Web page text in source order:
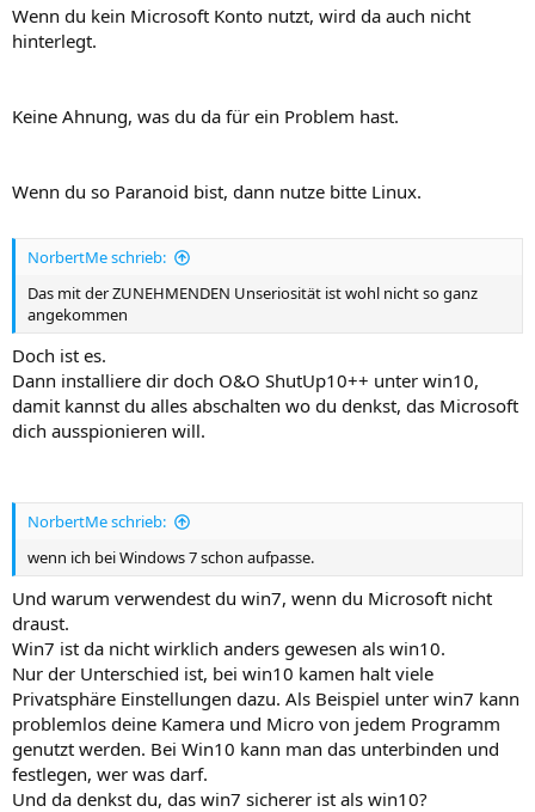
Wenn du kein Microsoft Konto nutzt, wird da auch nicht
hinterlegt.
Keine Ahnung, was du da für ein Problem hast.
Wenn du so Paranoid bist, dann nutze bitte Linux.
NorbertMe schrieb:
Das mit der ZUNEHMENDEN Unseriosität ist wohl nicht so ganz
angekommen
Doch ist es.
Dann installiere dir doch O&O ShutUp10++ unter win10,
damit kannst du alles abschalten wo du denkst, das Microsoft
dich ausspionieren will.
NorbertMe schrieb:
wenn ich bei Windows 7 schon aufpasse.
Und warum verwendest du win7, wenn du Microsoft nicht
draust.
Win7 ist da nicht wirklich anders gewesen als win10.
Nur der Unterschied ist, bei win10 kamen halt viele
Privatsphäre Einstellungen dazu. Als Beispiel unter win7 kann
problemlos deine Kamera und Micro von jedem Programm
genutzt werden. Bei Win10 kann man das unterbinden und
festlegen, wer was darf.
Und da denkst du, das win7 sicherer ist als win10?